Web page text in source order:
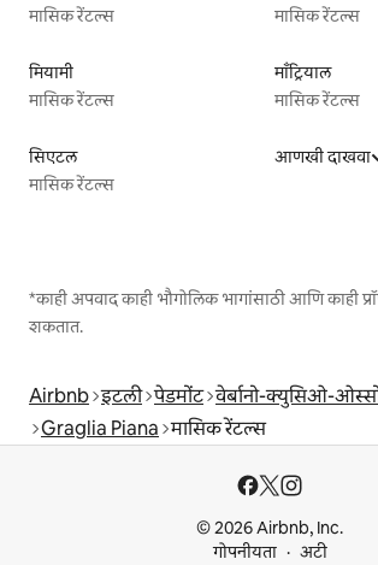
मासिक रेंटल्स
मासिक रेंटल्स
मियामी
मासिक रेंटल्स
माँट्रियाल
मासिक रेंटल्स
सिएटल
मासिक रेंटल्स
आणखी दाखवा
*काही अपवाद काही भौगोलिक भागांसाठी आणि काही
शकतात.
Airbnb इटली पेडमोंट वेर्बानो-क्युसिओ-
Graglia Piana मासिक रेंटल्स
© 2026 Airbnb, Inc.
गोपनीयता
अटी